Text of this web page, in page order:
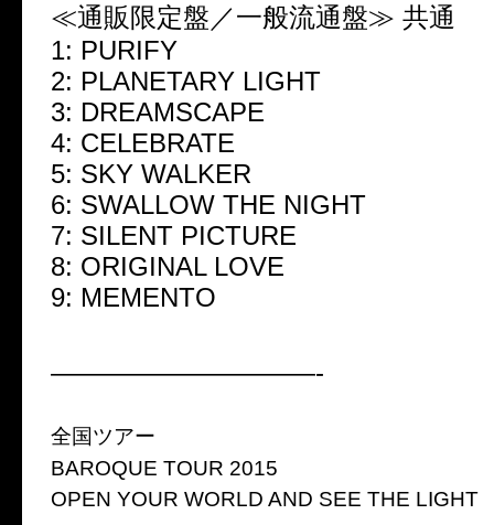
≪通販限定盤／一般流通盤≫ 共通
1: PURIFY
2: PLANETARY LIGHT
3: DREAMSCAPE
4: CELEBRATE
5: SKY WALKER
6: SWALLOW THE NIGHT
7: SILENT PICTURE
8: ORIGINAL LOVE
9: MEMENTO
——————————-
全国ツアー
BAROQUE TOUR 2015
OPEN YOUR WORLD AND SEE THE LIGHT